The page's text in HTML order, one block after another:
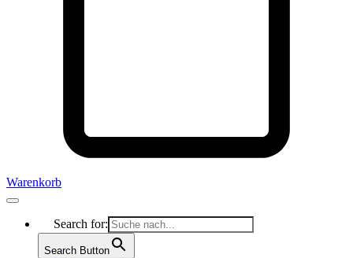
Warenkorb
Search for:
Search Button